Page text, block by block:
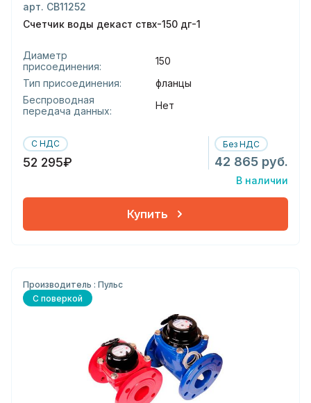
арт. СВ11252
Счетчик воды декаст ствх-150 дг-1
Диаметр
присоединения:
150
Тип присоединения:
фланцы
Беспроводная
передача данных:
Нет
С НДС
52 295₽
Без НДС
42 865 руб.
В наличии
Купить
Производитель : Пульс
С поверкой